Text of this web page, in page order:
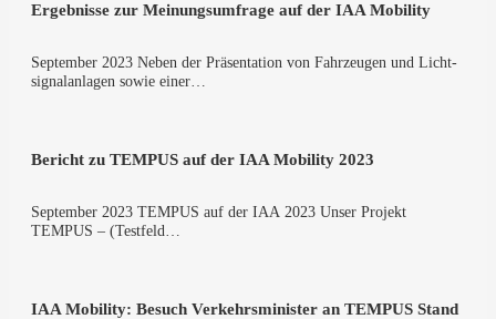
Ergeb­nis­se zur Mei­nungs­um­fra­ge auf der IAA Mobility
Sep­tem­ber 2023 Neben der Prä­sen­ta­ti­on von Fahr­zeu­gen und Licht­
si­gnal­an­la­gen sowie einer…
Bericht zu TEMPUS auf der IAA Mobi­li­ty 2023
Sep­tem­ber 2023 TEMPUS auf der IAA 2023 Unser Pro­jekt
TEMPUS – (Test­feld…
IAA Mobi­li­ty: Besuch Ver­kehrs­mi­nis­ter an TEMPUS Stand